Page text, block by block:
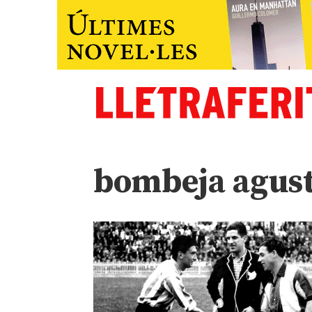
bombeja